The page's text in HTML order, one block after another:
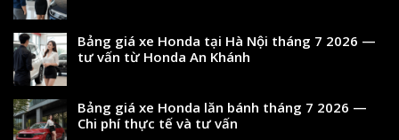
Bảng giá xe Honda tại Hà Nội tháng 7 2026 —
tư vấn từ Honda An Khánh
Bảng giá xe Honda lăn bánh tháng 7 2026 —
Chi phí thực tế và tư vấn